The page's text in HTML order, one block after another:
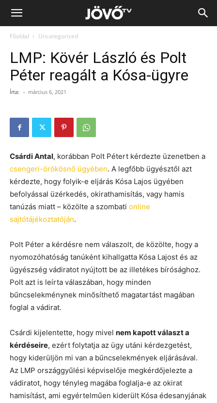
Jövő
Főoldal Uncategorized
LMP: Kövér László és Polt
Péter reagált a Kósa-ügyre
Írta: - március 6, 2021
Csárdi Antal, korábban Polt Pétert kérdezte üzenetben a
csengeri-örökösnő ügyében. A legfőbb ügyésztől azt
kérdezte, hogy folyik-e eljárás Kósa Lajos ügyében
befolyással üzérkedés, okirathamisítás, vagy hamis
tanúzás miatt – közölte a szombati online
sajtótájékoztatóján.
Polt Péter a kérdésre nem válaszolt, de közölte, hogy a
nyomozóhatóság tanúként kihallgatta Kósa Lajost és az
ügyészség vádiratot nyújtott be az illetékes bírósághoz.
Polt azt is leírta válaszában, hogy minden
bűncselekménynek minősíthető magatartást magában
foglal a vádirat.
Csárdi kijelentette, hogy mivel nem kapott választ a
kérdéseire, ezért folytatja az ügy utáni kérdezgetést,
hogy kiderüljön mi van a bűncselekmények eljárásával.
Az LMP országgyűlési képviselője megkérdőjelezte a
vádiratot, hogy tényleg magába foglalja-e az okirat
hamisítást, ami egyértelműen kiderült Kósa édesanyjának